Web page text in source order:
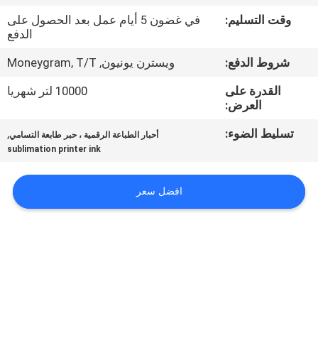
ضبط
اتصل
جميع
وقت التسليم:
في غضون 5 أيام عمل بعد الحصول على
الدفع
شروط الدفع:
ويسترن يونيون, Moneygram, T/T
القدرة على
العرض:
10000 لتر شهريا
تسليط الضوء: أحبار الطباعة الرقمية ، حبر طابعة التسامي,
sublimation printer ink
افضل سعر